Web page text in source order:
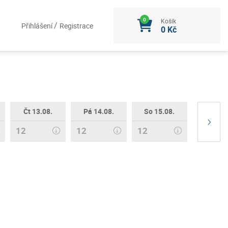
Přihlášení/ Registrace
Košík
0 Kč
Čt 13.08.
12
Pá 14.08.
12
So 15.08.
12